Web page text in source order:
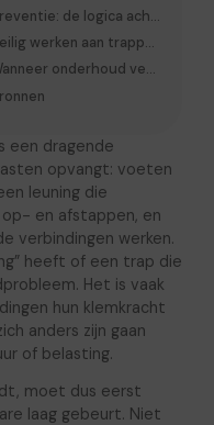
Preventie: de logica achter duurzaam trapbeheer
Veilig werken aan trappen en leuningen
Wanneer onderhoud verandert in herstelwerk
een dragende
opvangt: voeten
leuning die
en afstappen, en
verbindingen werken.
heeft of een trap die
Het is vaak
hun klemkracht
anders zijn gaan
of belasting.
moet dus eerst
laag gebeurt. Niet